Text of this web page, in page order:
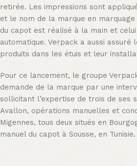
retirée. Les impressions sont
et le nom de la marque en marquage
du capot est réalisé à la main et
automatique. Verpack a aussi assuré
produits dans les étuis et leur
Pour ce lancement, le groupe
demande de la marque par une
sollicitant l’expertise de trois de ses
Avallon, opérations manuelles et
Migennes, tous deux situés en
manuel du capot à Sousse, en Tunisie.